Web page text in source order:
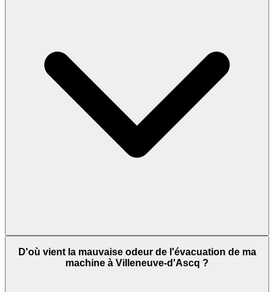
D'où vient la mauvaise odeur de l'évacuation de ma
machine à Villeneuve-d'Ascq ?